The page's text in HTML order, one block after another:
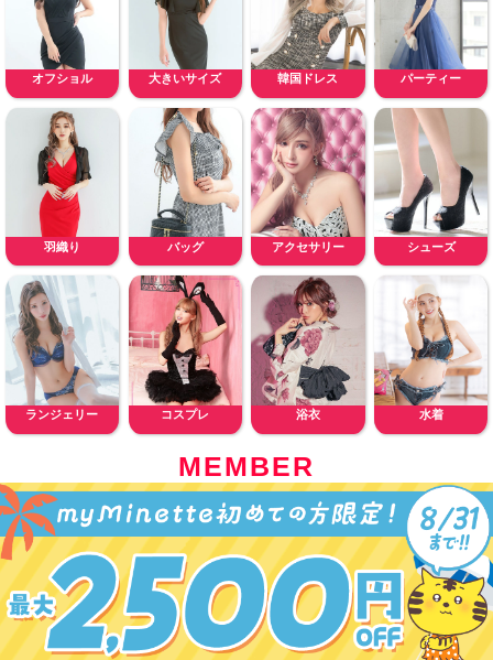
オフショル 大きいサイズ 韓国ドレス パーティー
羽織り バッグ アクセサリー シューズ
ランジェリー コスプレ 浴衣 水着
MEMBER